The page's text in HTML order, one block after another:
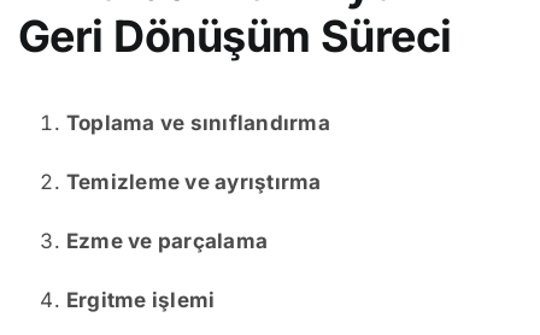
Geri Dönüşüm Süreci
Toplama ve sınıflandırma
Temizleme ve ayrıştırma
Ezme ve parçalama
Ergitme işlemi